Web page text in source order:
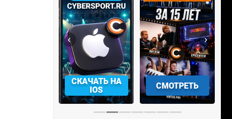
СМОТРЕТЬ УЧАСТВОВАТЬ
‹ ›